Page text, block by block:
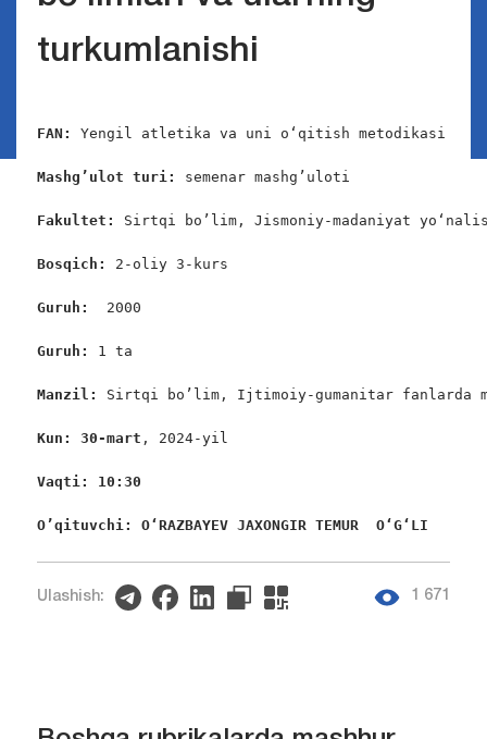
turkumlanishi
FAN: Yengil atletika va uni o‘qitish metodikasi
Mashg’ulot turi: semenar mashg’uloti
Fakultet: Sirtqi bo’lim, Jismoniy-madaniyat
Bosqich: 2-oliy 3-kurs
Guruh: 2000
Guruh: 1 ta
Manzil: Sirtqi bo’lim, Ijtimoiy-gumanitar fanlarda
Kun: 30-mart , 2024-yil
Vaqti: 10:30
O’qituvchi: O‘RAZBAYEV JAXONGIR TEMUR  O‘G‘LI
Ulashish: 1 671